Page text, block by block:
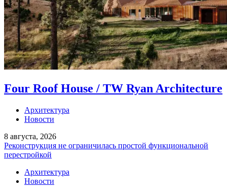
Four Roof House / TW Ryan Architecture
Архитектура
Новости
8 августа, 2026
Реконструкция не ограничилась простой функциональной
перестройкой
Архитектура
Новости